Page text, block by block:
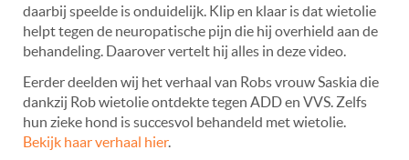
daarbij speelde is onduidelijk. Klip en klaar is dat wietolie
helpt tegen de neuropatische pijn die hij overhield aan de
behandeling. Daarover vertelt hij alles in deze video.
Eerder deelden wij het verhaal van Robs vrouw Saskia die
dankzij Rob wietolie ontdekte tegen ADD en VVS. Zelfs
hun zieke hond is succesvol behandeld met wietolie.
Bekijk haar verhaal hier.